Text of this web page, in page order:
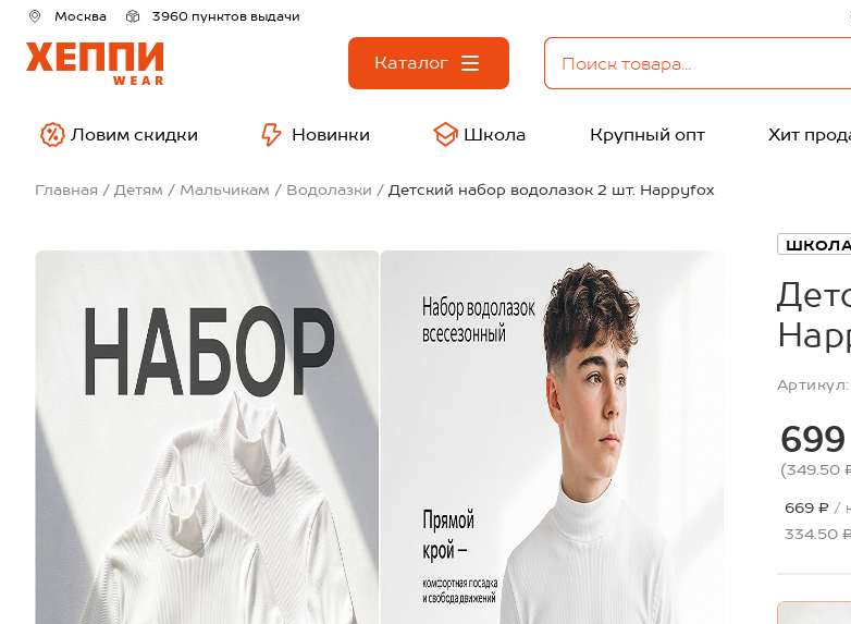
Москва 3960 пунктов выдачи
Каталог
Ловим скидки Новинки Школа Крупный опт Хит
Главная Детям Мальчикам Водолазки Детский набор водолазок 2 шт. Happyfox
ШКОЛА
Артикул:
(349.50
669 ₽ /
334.50 ₽